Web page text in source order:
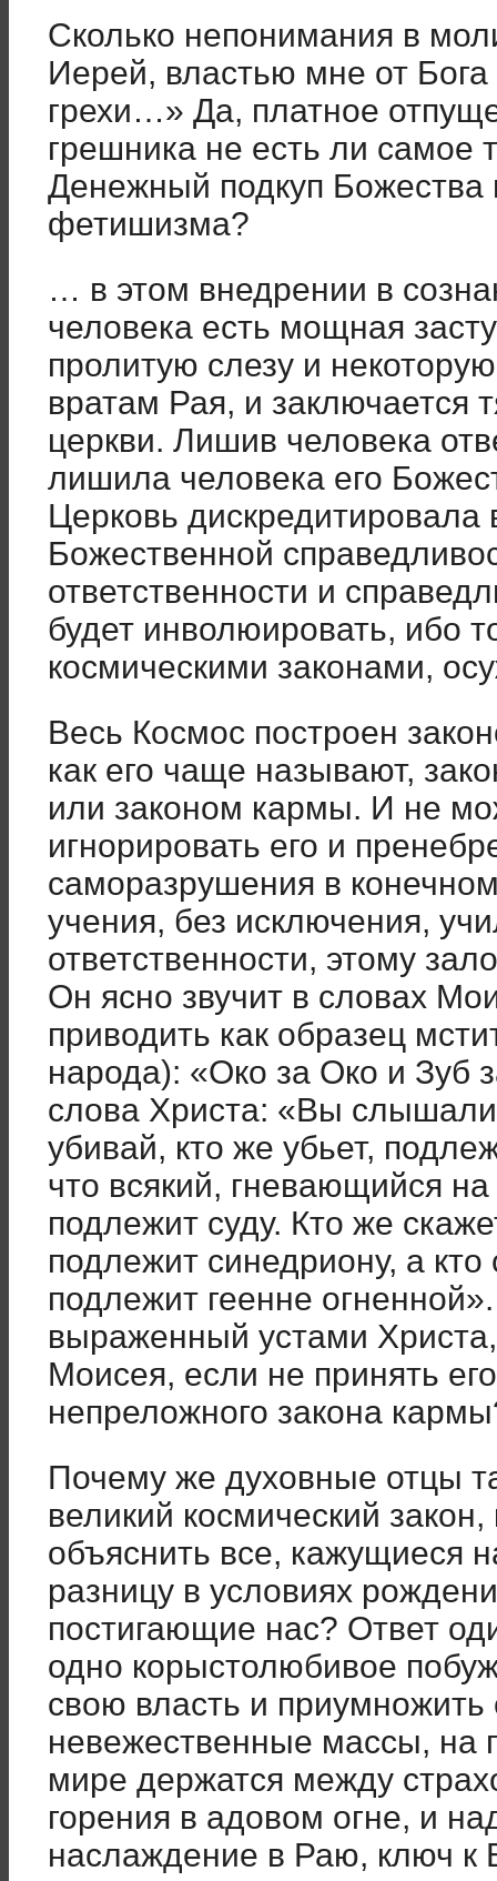
Сколько непонимания в
Иерей, властью мне от
грехи…» Да, платное
грешника не есть ли самое
Денежный подкуп
фетишизма?
… в этом внедрении в
человека есть мощная
пролитую слезу и
вратам Рая, и заключается
церкви. Лишив человека
лишила человека его
Церковь дискредитировала
Божественной
ответственности и
будет инволюировать, ибо
космическими законами,
Весь Космос построен
как его чаще называют,
или законом кармы. И не
игнорировать его и
саморазрушения в
учения, без исключения,
ответственности, этому
Он ясно звучит в словах
приводить как образец
народа): «Око за Око и Зуб
слова Христа: «Вы
убивай, кто же убьет,
что всякий, гневающийся
подлежит суду. Кто же
подлежит синедриону, а
подлежит геенне
выраженный устами
Моисея, если не принять
непреложного закона
Почему же духовные отцы
великий космический
объяснить все, кажущиеся
разницу в условиях
постигающие нас? Ответ
одно корыстолюбивое
свою власть и приумножить
невежественные массы, на
мире держатся между
горения в адовом огне, и
наслаждение в Раю, ключ к